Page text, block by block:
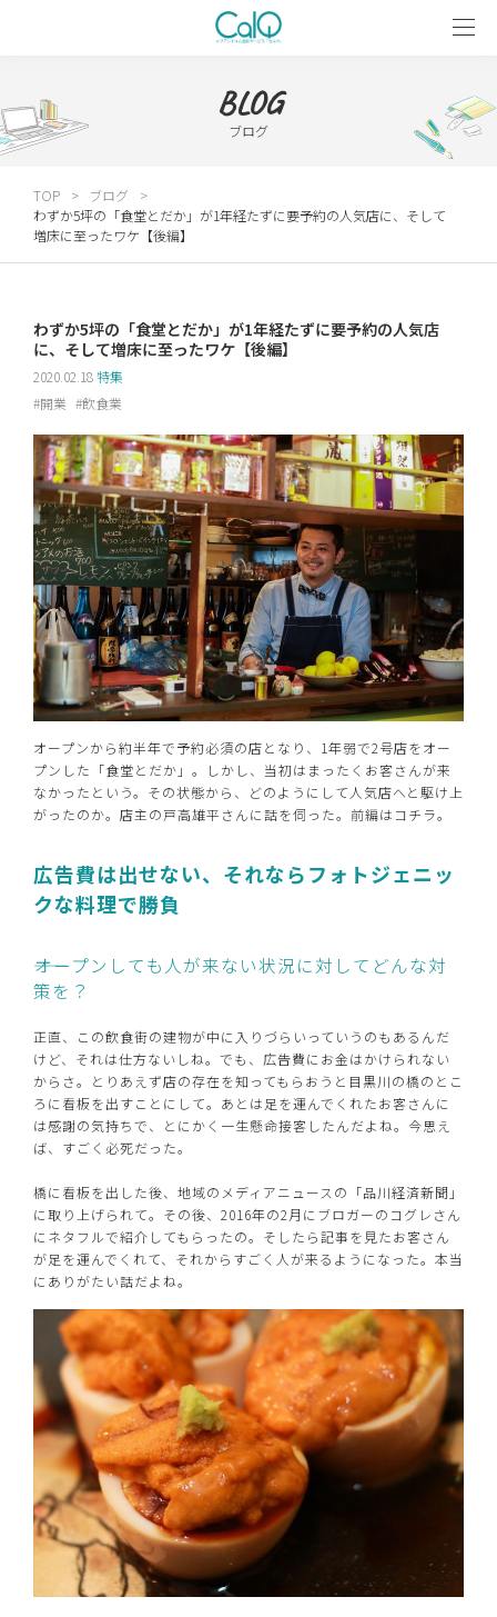
BLOG
ブログ
TOP
ブログ
わずか5坪の「食堂とだか」が1年経たずに要予約の人気店に、そして
増床に至ったワケ【後編】
わずか5坪の「食堂とだか」が1年経たずに要予約の人気店
に、そして増床に至ったワケ【後編】
2020.02.18特集
開業
飲食業
オープンから約半年で予約必須の店となり、1年弱で2号店をオー
プンした「食堂とだか」。しかし、当初はまったくお客さんが来
なかったという。その状態から、どのようにして人気店へと駆け上
がったのか。店主の戸高雄平さんに話を伺った。前編はコチラ。
広告費は出せない、それならフォトジェニッ
クな料理で勝負
――オープンしても人が来ない状況に対してどんな対
策を？
正直、この飲食街の建物が中に入りづらいっていうのもあるんだ
けど、それは仕方ないしね。でも、広告費にお金はかけられない
からさ。とりあえず店の存在を知ってもらおうと目黒川の橋のとこ
ろに看板を出すことにして。あとは足を運んでくれたお客さんに
は感謝の気持ちで、とにかく一生懸命接客したんだよね。今思え
ば、すごく必死だった。
橋に看板を出した後、地域のメディアニュースの「品川経済新聞」
に取り上げられて。その後、2016年の2月にブロガーのコグレさん
にネタフルで紹介してもらったの。そしたら記事を見たお客さん
が足を運んでくれて、それからすごく人が来るようになった。本当
にありがたい話だよね。